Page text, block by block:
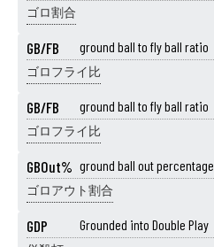
ゴロ割合
GB/FB ground ball to fly ball ratio
ゴロフライ比
GB/FB ground ball to fly ball ratio
ゴロフライ比
GBOut% ground ball out percentage
ゴロアウト割合
GDP Grounded into Double Play